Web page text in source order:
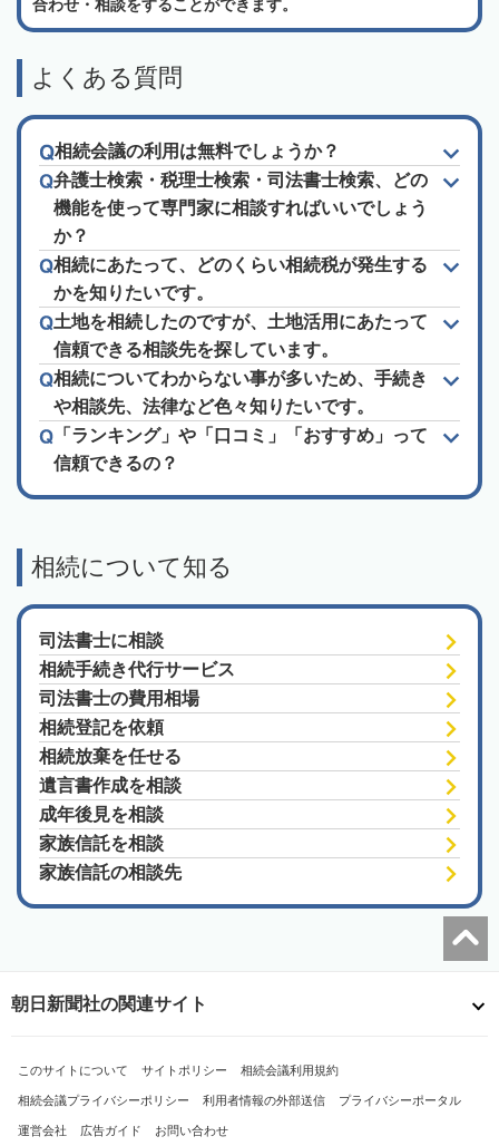
合わせ・相談をすることができます。
よくある質問
相続会議の利用は無料でしょうか？
弁護士検索・税理士検索・司法書士検索、どの
機能を使って専門家に相談すればいいでしょう
か？
相続にあたって、どのくらい相続税が発生する
かを知りたいです。
土地を相続したのですが、土地活用にあたって
信頼できる相談先を探しています。
相続についてわからない事が多いため、手続き
や相談先、法律など色々知りたいです。
「ランキング」や「口コミ」「おすすめ」って
信頼できるの？
相続について知る
司法書士に相談
相続手続き代行サービス
司法書士の費用相場
相続登記を依頼
相続放棄を任せる
遺言書作成を相談
成年後見を相談
家族信託を相談
家族信託の相談先
朝日新聞社の関連サイト
このサイトについて サイトポリシー 相続会議利用規約
相続会議プライバシーポリシー 利用者情報の外部送信 プライバシーポータル
運営会社 広告ガイド お問い合わせ